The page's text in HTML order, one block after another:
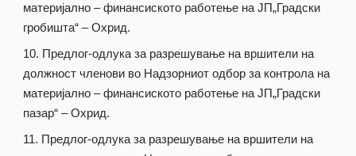
материјално – финансиското работење на ЈП„Градски
гробишта“ – Охрид.
Предлог-одлука за разрешување на вршители на
должност членови во Надзорниот одбор за контрола на
материјално – финансиското работење на ЈП„Градски
пазар“ – Охрид.
Предлог-одлука за разрешување на вршители на